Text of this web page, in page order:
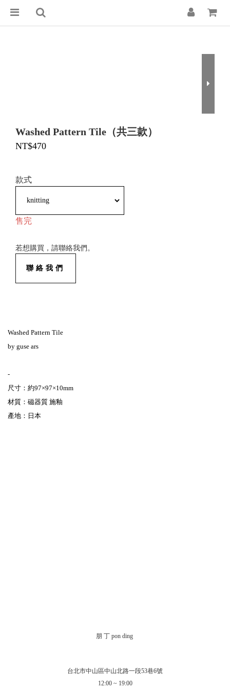
Washed Pattern Tile（共三款）
NT$470
款式
售完
若想購買，請聯絡我們。
聯絡我們
Washed Pattern Tile
by guse ars
-
尺寸：約97×97×10mm
材質：磁器質 施釉
產地：日本
朋 丁 pon ding
台北市中山區中山北路一段53巷6號
12:00 ~ 19:00